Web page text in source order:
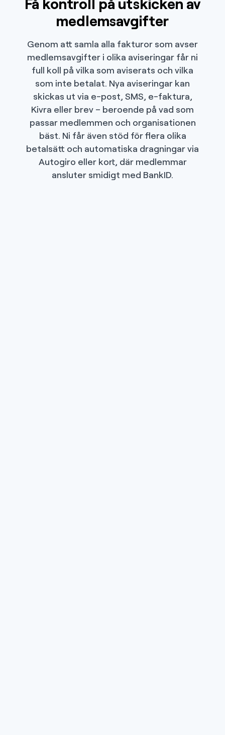
medlemsavgifter
Genom att samla alla fakturor som avser
medlemsavgifter i olika aviseringar får ni
full koll på vilka som aviserats och vilka
som inte betalat. Nya aviseringar kan
skickas ut via e-post, SMS, e-faktura,
Kivra eller brev – beroende på vad som
passar medlemmen och organisationen
bäst. Ni får även stöd för flera olika
betalsätt och automatiska dragningar via
Autogiro eller kort, där medlemmar
ansluter smidigt med BankID.